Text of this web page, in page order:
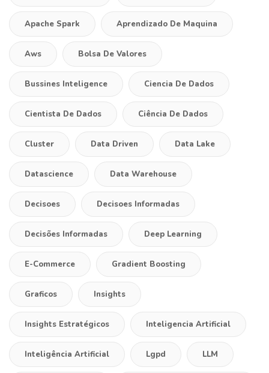
Apache Spark Aprendizado De Maquina
Aws Bolsa De Valores
Bussines Inteligence Ciencia De Dados
Cientista De Dados Ciência De Dados
Cluster Data Driven Data Lake
Datascience Data Warehouse
Decisoes Decisoes Informadas
Decisões Informadas Deep Learning
E-Commerce Gradient Boosting
Graficos Insights
Insights Estratégicos Inteligencia Artificial
Inteligência Artificial Lgpd LLM